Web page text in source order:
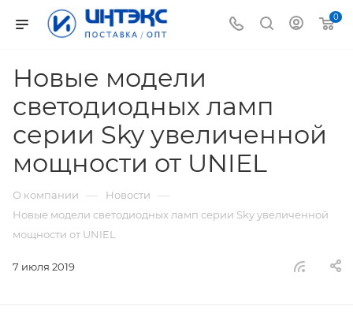
0
Новые модели
светодиодных ламп
серии Sky увеличенной
мощности от UNIEL
О компании — Новости —
Новые модели светодиодных ламп серии Sky увеличенной
мощности от UNIEL
7 июля 2019